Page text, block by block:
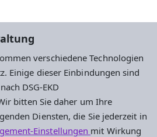
verschiedene Technologien
Einige dieser Einbindungen sind
DSG-EKD
bitten Sie daher um Ihre
Diensten, die Sie jederzeit in
Einstellungen mit Wirkung
Kontakt